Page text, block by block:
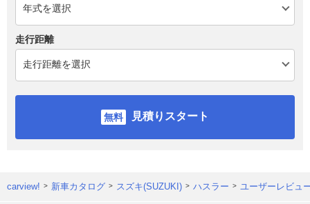
走行距離
見積りスタート
carview! 新車カタログ スズキ(SUZUKI) ハスラー ユーザーレビュ